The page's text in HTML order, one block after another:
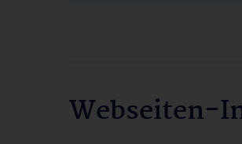
Webseiten-